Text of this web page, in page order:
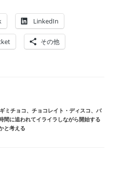
LinkedIn
その他
ギミチョコ、 チョコレイト・ディスコ、 バ
間に追われてイライラしながら開始する
と考える